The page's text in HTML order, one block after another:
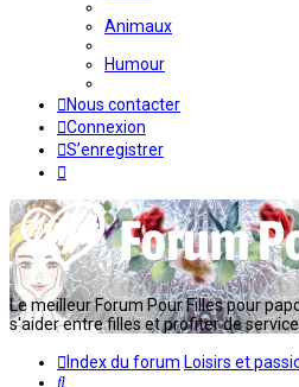
Animaux
Humour
Nous contacter
Connexion
S’enregistrer
Le meilleur Forum Pour Filles pour
s'aider entre filles et profiter de
Index du forum Loisirs et
Rechercher